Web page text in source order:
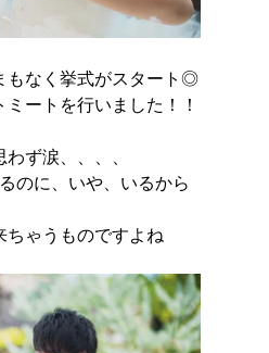
もなく挙式がスタート◎
ートを行いました！！
ず涙、、、、
のに、いや、いるから
ちゃうものですよね